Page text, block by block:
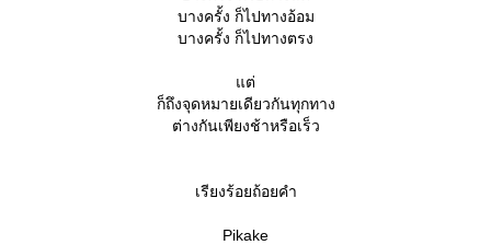
บางครั้ง ก็ไปทางอ้อม
บางครั้ง ก็ไปทางตรง
ต่
ก็ถึงจุดหมายเดียวกันทุกทาง
ต่างกันเพียงช้าหรือเร็ว
เรียงร้อยถ้อยคำ
Pikake